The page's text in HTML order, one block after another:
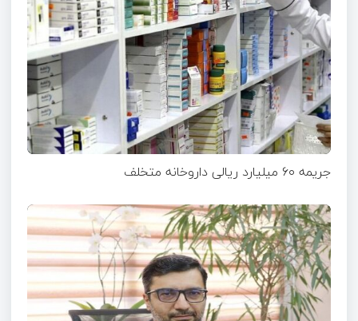
جریمه ۶۰ میلیارد ریالی داروخانه متخلف